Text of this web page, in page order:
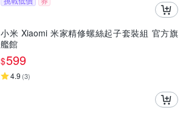
小米 Xiaomi 米家精修螺絲起子套裝組 官方旗
艦館
$599
4.9 (3)